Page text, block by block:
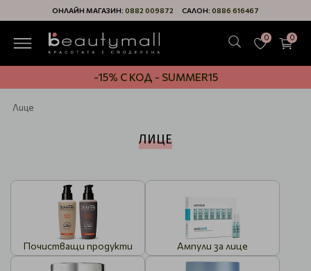
ОНЛАЙН МАГАЗИН: 0882 009872 САЛОН: 0886 616467
0 0
-15% С КОД - SUMMER15
Лице
ЛИЦЕ
Почистващи продукти Ампули за лице